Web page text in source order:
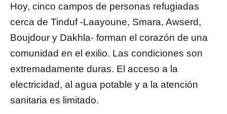
Hoy, cinco campos de personas refugiadas
cerca de Tinduf -Laayoune, Smara, Awserd,
Boujdour y Dakhla- forman el corazón de una
comunidad en el exilio. Las condiciones son
extremadamente duras. El acceso a la
electricidad, al agua potable y a la atención
sanitaria es limitado.